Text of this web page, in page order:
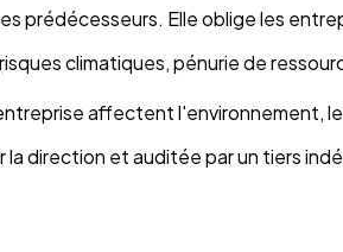
Elle oblige les
climatiques, pénurie de
affectent l'environnement,
direction et auditée par un tiers